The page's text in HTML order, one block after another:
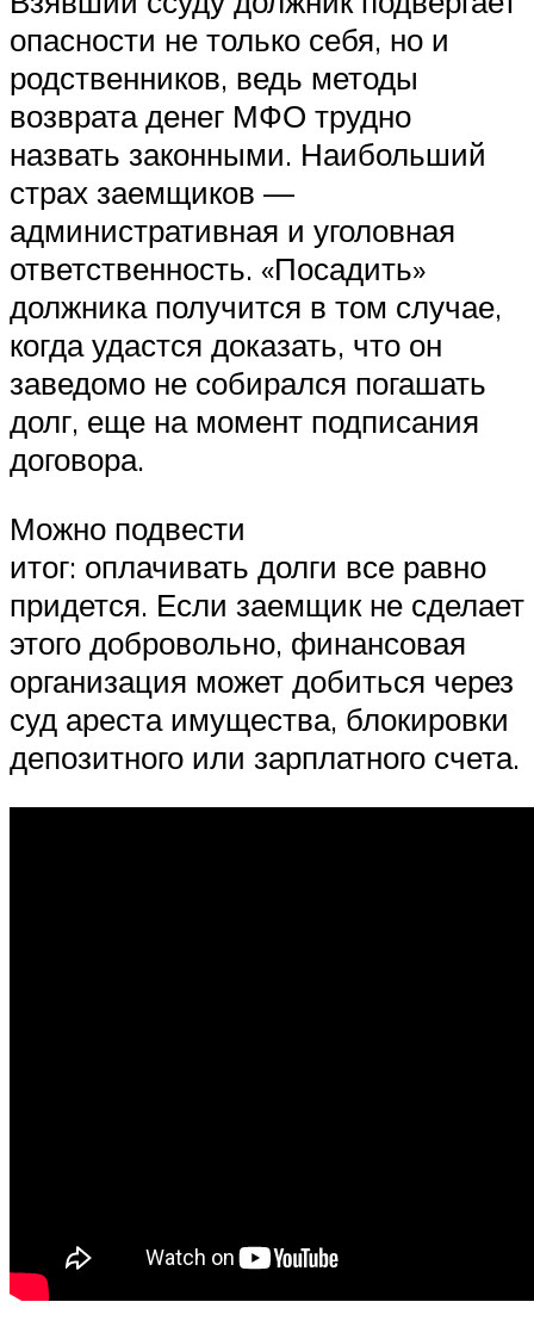
опасности не только себя, но и
родственников, ведь методы
возврата денег МФО трудно
назвать законными. Наибольший
страх заемщиков —
административная и уголовная
ответственность. «Посадить»
должника получится в том случае,
когда удастся доказать, что он
заведомо не собирался погашать
долг, еще на момент подписания
договора.
Можно подвести
итог: оплачивать долги все равно
придется. Если заемщик не сделает
этого добровольно, финансовая
организация может добиться через
суд ареста имущества, блокировки
депозитного или зарплатного счета.